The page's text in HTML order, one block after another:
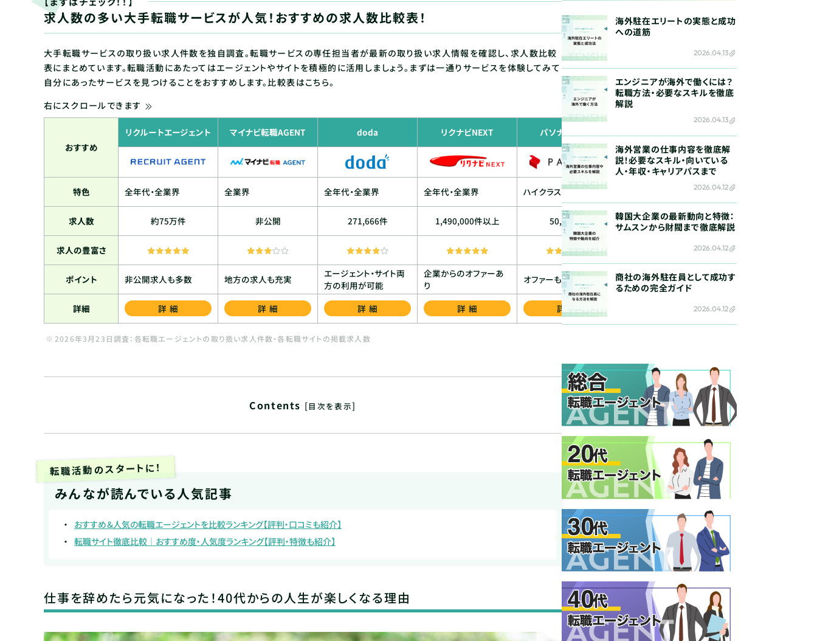
求人数の多い大手転職サービスが人気！おすすめの求人数比較表！
大手転職サービスの取り扱い求人件数を独自調査。転職サービスの専任担当者が最新の取り扱い求人情報を確認し、求人数比較
表にまとめています。転職活動にあたってはエージェントやサイトを積極的に活用しましょう。まずは一通りサービスを体験してみて
自分にあったサービスを見つけることをおすすめします。比較表はこちら。
右にスクロールできます
おすすめ
リクルートエージェント マイナビ転職AGENT doda リクナビNEXT パソナキャリア
リクルートダイレクトス
特色 全年代・全業界 全業界 全年代・全業界 全年代・全業界 ハイクラス・女性向け ハイクラス全年代・業界 ハイクラス・全年代
求人数 約75万件 非公開 271,666件 1,490,000件以上 50,463件 183,793件
求人の豊富さ
ポイント 非公開求人も多数 地方の求人も充実
エージェント・サイト両
方の利用が可能
企業からのオファーあ
り
オファーも受けられる 2種類のスカウトあり
登録するとスカウトが
多数届く
詳細
詳細 詳細 詳細 詳細 詳細
2026年3月23日調査：各転職エージェントの取り扱い求人件数・各転職サイトの掲載求人数
Contents [目次を表示]
転職活動のスタートに！
みんなが読んでいる人気記事
おすすめ＆人気の転職エージェントを比較ランキング【評判・口コミも紹介】
転職サイト徹底比較｜おすすめ度・人気度ランキング【評判・特徴も紹介】
仕事を辞めたら元気になった！40代からの人生が楽しくなる理由
海外駐在エリートの実態と成功
への道筋
2026.04.13
エンジニアが海外で働くには？
転職方法・必要なスキルを徹底
解説
2026.04.13
海外営業の仕事内容を徹底解
説！必要なスキル・向いている
人・年収・キャリアパスまで
2026.04.12
韓国大企業の最新動向と特徴：
サムスンから財閥まで徹底解説
2026.04.12
商社の海外駐在員として成功す
るための完全ガイド
2026.04.12